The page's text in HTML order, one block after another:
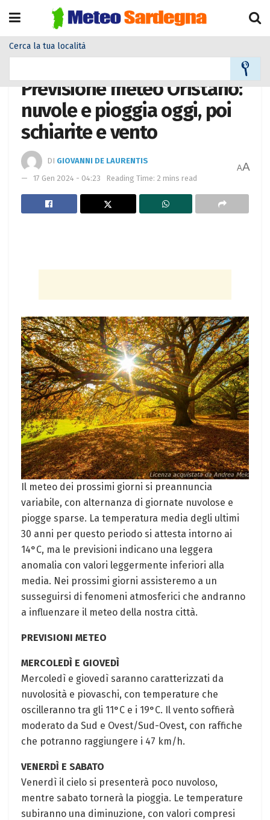
Cerca la tua località
Previsione meteo Oristano:
nuvole e pioggia oggi, poi
schiarite e vento
DI GIOVANNI DE LAURENTIS
17 Gen 2024 - 04:23
Reading Time: 2 mins read
AA
Il meteo dei prossimi giorni si preannuncia
variabile, con alternanza di giornate nuvolose e
piogge sparse. La temperatura media degli ultimi
30 anni per questo periodo si attesta intorno ai
14°C, ma le previsioni indicano una leggera
anomalia con valori leggermente inferiori alla
media. Nei prossimi giorni assisteremo a un
susseguirsi di fenomeni atmosferici che andranno
a influenzare il meteo della nostra città.
PREVISIONI METEO
MERCOLEDÌ E GIOVEDÌ
Mercoledì e giovedì saranno caratterizzati da
nuvolosità e piovaschi, con temperature che
oscilleranno tra gli 11°C e i 19°C. Il vento soffierà
moderato da Sud e Ovest/Sud-Ovest, con raffiche
che potranno raggiungere i 47 km/h.
VENERDÌ E SABATO
Venerdì il cielo si presenterà poco nuvoloso,
mentre sabato tornerà la pioggia. Le temperature
subiranno una diminuzione, con valori compresi